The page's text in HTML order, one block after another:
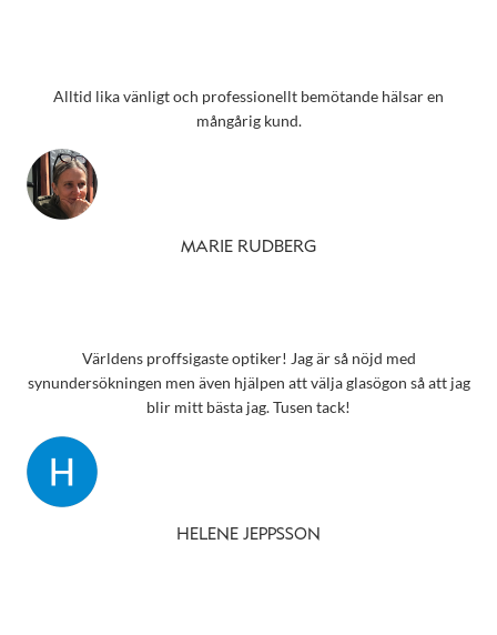
Alltid lika vänligt och professionellt bemötande hälsar en
mångårig kund.
MARIE RUDBERG
Världens proffsigaste optiker! Jag är så nöjd med
synundersökningen men även hjälpen att välja glasögon så att jag
blir mitt bästa jag. Tusen tack!
HELENE JEPPSSON